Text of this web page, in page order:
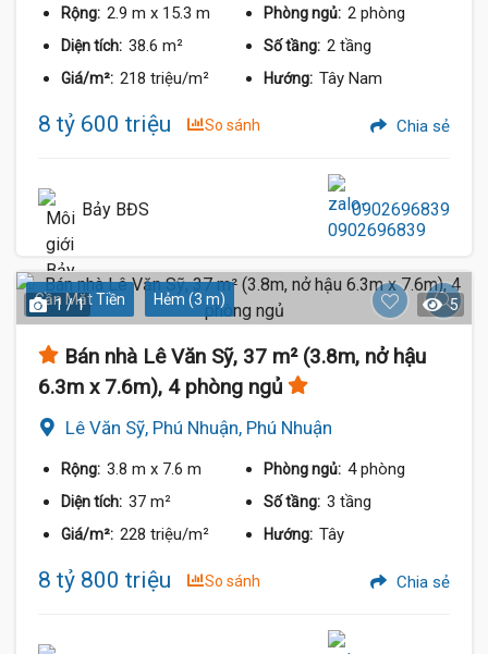
Rộng: 2.9 m x 15.3 m Phòng ngủ: 2 phòng
Diện tích: 38.6 m² Số tầng: 2 tầng
Giá/m²: 218 triệu/m² Hướng: Tây Nam
8 tỷ 600 triệu So sánh Chia sẻ
Bảy BĐS 0902696839
Gần Mặt Tiền Hẻm (3 m)
1 / 1 5
Bán nhà Lê Văn Sỹ, 37 m² (3.8m, nở hậu
6.3m x 7.6m), 4 phòng ngủ
Lê Văn Sỹ, Phú Nhuận, Phú Nhuận
Rộng: 3.8 m x 7.6 m Phòng ngủ: 4 phòng
Diện tích: 37 m² Số tầng: 3 tầng
Giá/m²: 228 triệu/m² Hướng: Tây
8 tỷ 800 triệu So sánh Chia sẻ